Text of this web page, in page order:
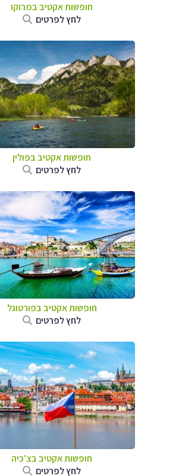
חופשות אקטיב במרוקו
לחץ לפרטים
חופשות אקטיב בפולין
לחץ לפרטים
חופשות אקטיב בפורטוגל
לחץ לפרטים
חופשות אקטיב בצ'כיה
לחץ לפרטים